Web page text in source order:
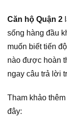
Căn hộ Quận 2
sống hàng đầu
muốn biết tiến
nào được hoàn
ngay câu trả lời
Tham khảo
đây: